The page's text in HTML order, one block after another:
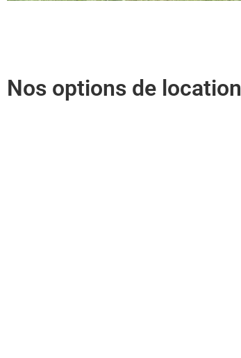
Nos options de location